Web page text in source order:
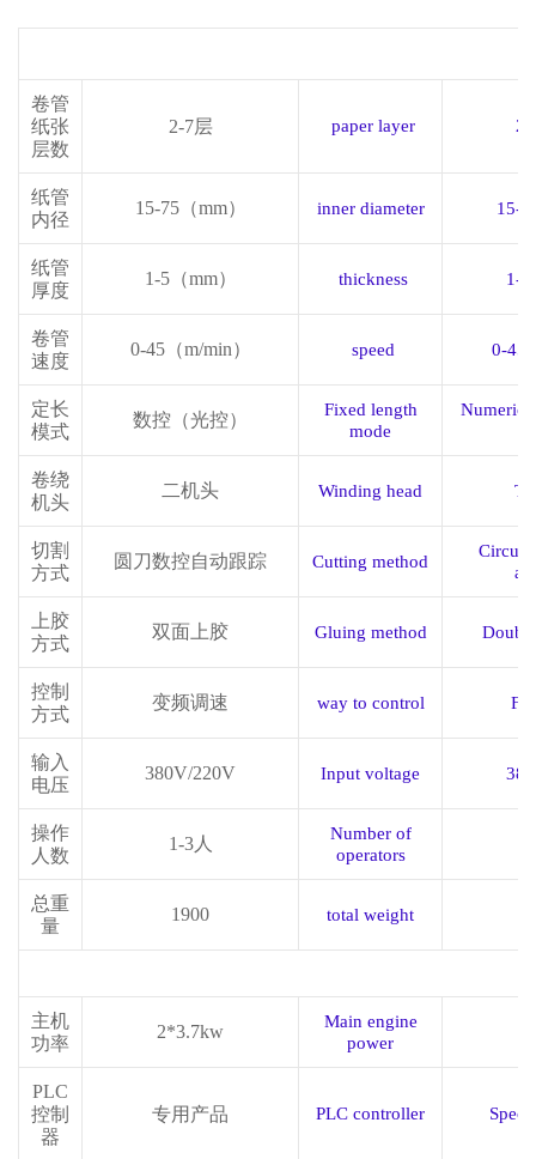
卷管
纸张
层数
2-7层 paper layer 2
纸管
内径
15-75（mm） inner diameter 15-
纸管
厚度
1-5（mm） thickness 1-
卷管
速度
0-45（m/min） speed 0-45
定长
模式
数控（光控）
Fixed length
mode
卷绕
机头
二机头 Winding head
切割
方式
圆刀数控自动跟踪 Cutting method
上胶
方式
双面上胶 Gluing method
控制
方式
变频调速 way to control
输入
电压
380V/220V Input voltage
操作
人数
1-3人
Number of
operators
总重
量
1900 total weight
主机
功率
2*3.7kw
Main engine
power
PLC
控制
器
专用产品 PLC controller